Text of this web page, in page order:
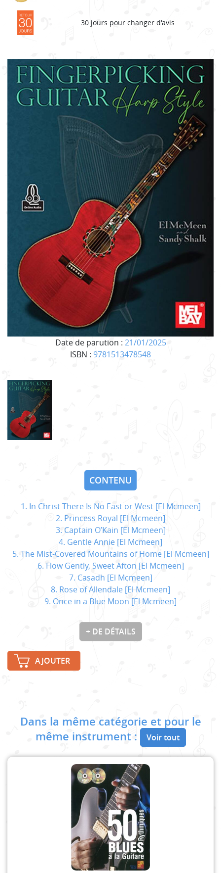
Date de parution : 21/01/2025
ISBN : 9781513478548
30 jours pour changer d'avis
CONTENU
1. In Christ There Is No East or West [El Mcmeen]
2. Princess Royal [El Mcmeen]
3. Captain O’Kain [El Mcmeen]
4. Gentle Annie [El Mcmeen]
5. The Mist-Covered Mountains of Home [El Mcmeen]
6. Flow Gently, Sweet Afton [El Mcmeen]
7. Casadh [El Mcmeen]
8. Rose of Allendale [El Mcmeen]
9. Once in a Blue Moon [El Mcmeen]
+ DE DÉTAILS
AJOUTER
Dans la même catégorie et pour le
même instrument :
Voir tout